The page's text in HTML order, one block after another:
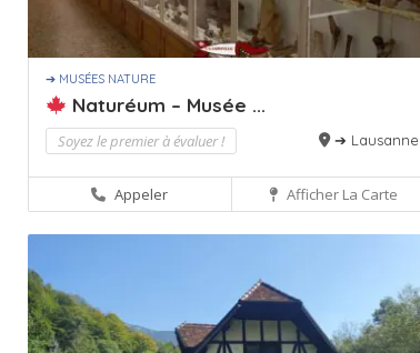
➔ MUSÉES NATURE
Naturéum – Musée ...
Soyez le premier à évaluer ! ➔ Lausanne
Appeler Afficher La Carte